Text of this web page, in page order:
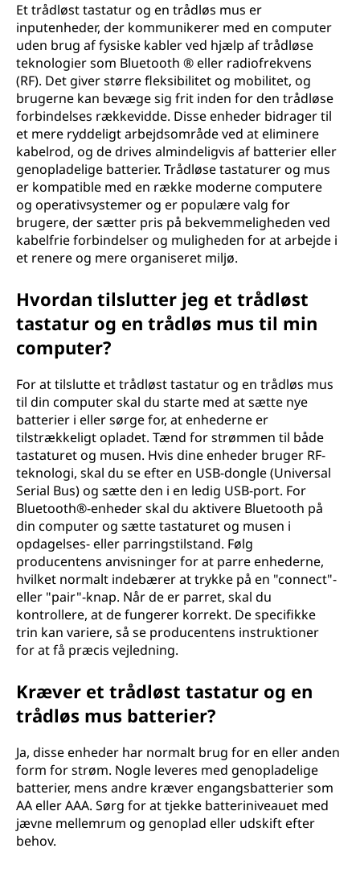
u
m
Et trådløst tastatur og en trådløs mus er
inputenheder, der kommunikerer med en computer
uden brug af fysiske kabler ved hjælp af trådløse
teknologier som Bluetooth ® eller radiofrekvens
(RF). Det giver større fleksibilitet og mobilitet, og
brugerne kan bevæge sig frit inden for den trådløse
forbindelses rækkevidde. Disse enheder bidrager til
et mere ryddeligt arbejdsområde ved at eliminere
kabelrod, og de drives almindeligvis af batterier eller
genopladelige batterier. Trådløse tastaturer og mus
er kompatible med en række moderne computere
og operativsystemer og er populære valg for
brugere, der sætter pris på bekvemmeligheden ved
kabelfrie forbindelser og muligheden for at arbejde i
et renere og mere organiseret miljø.
Hvordan tilslutter jeg et trådløst
tastatur og en trådløs mus til min
computer?
For at tilslutte et trådløst tastatur og en trådløs mus
til din computer skal du starte med at sætte nye
batterier i eller sørge for, at enhederne er
tilstrækkeligt opladet. Tænd for strømmen til både
tastaturet og musen. Hvis dine enheder bruger RF-
teknologi, skal du se efter en USB-dongle (Universal
Serial Bus) og sætte den i en ledig USB-port. For
Bluetooth®-enheder skal du aktivere Bluetooth på
din computer og sætte tastaturet og musen i
opdagelses- eller parringstilstand. Følg
producentens anvisninger for at parre enhederne,
hvilket normalt indebærer at trykke på en "connect"-
eller "pair"-knap. Når de er parret, skal du
kontrollere, at de fungerer korrekt. De specifikke
trin kan variere, så se producentens instruktioner
for at få præcis vejledning.
Kræver et trådløst tastatur og en
trådløs mus batterier?
Ja, disse enheder har normalt brug for en eller anden
form for strøm. Nogle leveres med genopladelige
batterier, mens andre kræver engangsbatterier som
AA eller AAA. Sørg for at tjekke batteriniveauet med
jævne mellemrum og genoplad eller udskift efter
behov.